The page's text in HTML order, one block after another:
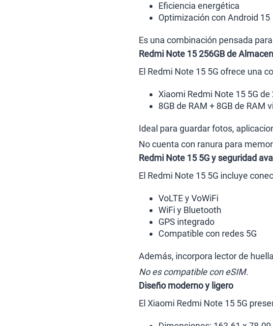
Eficiencia energética
Optimización con Android 15
Es una combinación pensada
Redmi Note 15 256GB de
El Redmi Note 15 5G ofrece una
Xiaomi Redmi Note 15 5G de
8GB de RAM + 8GB de RAM
Ideal para guardar fotos,
No cuenta con ranura para
Redmi Note 15 5G y seguridad
El Redmi Note 15 5G incluye
VoLTE y VoWiFi
WiFi y Bluetooth
GPS integrado
Compatible con redes 5G
Además, incorpora lector de
No es compatible con eSIM.
Diseño moderno y ligero
El Xiaomi Redmi Note 15 5G